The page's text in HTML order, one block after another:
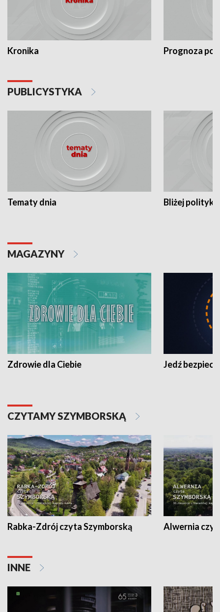
Kronika Prognoza
PUBLICYSTYKA
Tematy dnia Bliżej polityki
MAGAZYNY
Zdrowie dla Ciebie Jedź
CZYTAMY SZYMBORSKĄ
Rabka-Zdrój czyta Szymborską Alwernia
INNE